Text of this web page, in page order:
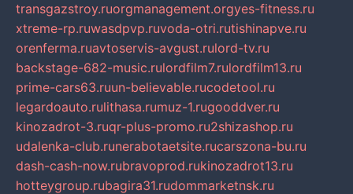
transgazstroy.ruorgmanagement.orgyes-fitness.ru
xtreme-rp.ruwasdpvp.ruvoda-otri.rutishinapve.ru
orenferma.ruavtoservis-avgust.rulord-tv.ru
backstage-682-music.rulordfilm7.rulordfilm13.ru
prime-cars63.ruun-believable.rucodetool.ru
legardoauto.rulithasa.rumuz-1.rugooddver.ru
kinozadrot-3.ruqr-plus-promo.ru2shizashop.ru
udalenka-club.runerabotaetsite.rucarszona-bu.ru
dash-cash-now.rubravoprod.rukinozadrot13.ru
hotteygroup.rubagira31.rudommarketnsk.ru